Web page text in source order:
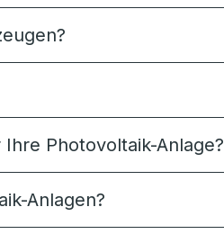
Photovoltaik-Anlage?
Anlagen?